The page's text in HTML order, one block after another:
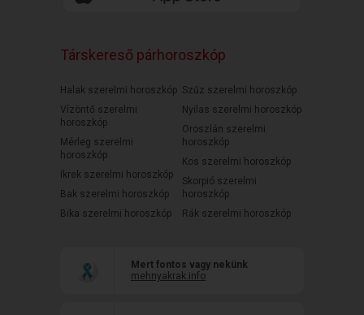
Társkereső párhoroszkóp
Halak szerelmi horoszkóp
Vízöntő szerelmi
horoszkóp
Mérleg szerelmi
horoszkóp
Ikrek szerelmi horoszkóp
Bak szerelmi horoszkóp
Bika szerelmi horoszkóp
Szűz szerelmi horoszkóp
Nyilas szerelmi horoszkóp
Oroszlán szerelmi
horoszkóp
Kos szerelmi horoszkóp
Skorpió szerelmi
horoszkóp
Rák szerelmi horoszkóp
Mert fontos vagy nekünk
mehnyakrak.info